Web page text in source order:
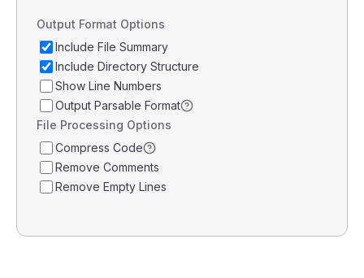
Output Format Options
Include File Summary
Include Directory Structure
Show Line Numbers
Output Parsable Format
File Processing Options
Compress Code
Remove Comments
Remove Empty Lines